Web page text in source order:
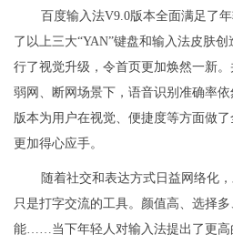
百度输入法V9.0版本全面满足了
了以上三大“YAN”键盘和输入法皮肤
行了视觉升级，令首页更加焕然一新
弱网、断网场景下，语音识别准确率
版本为用户在视觉、便捷度等方面做
更加得心应手。
随着社交和表达方式日益网络化
只是打字交流的工具。颜值高、选择
能……当下年轻人对输入法提出了更高